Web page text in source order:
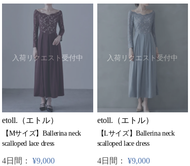
入荷リクエスト受付中
etoll.（エトル）
【Mサイズ】Ballerina neck
scalloped lace dress
4日間： ¥9,000
入荷リクエスト受付中
etoll.（エトル）
【Lサイズ】Ballerina neck
scalloped lace dress
4日間： ¥9,000